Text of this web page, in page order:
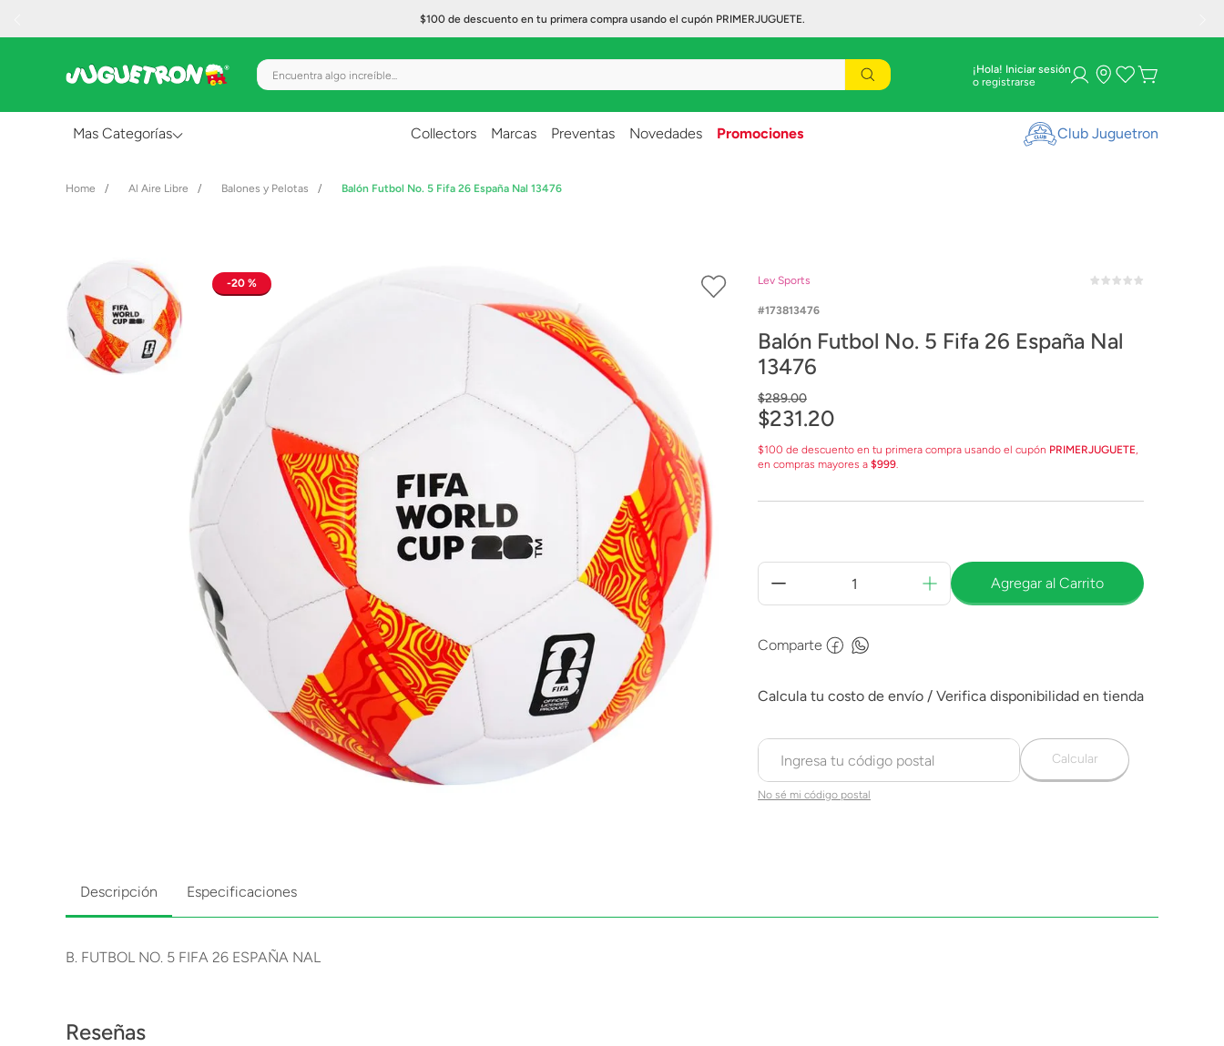
$100 de descuento en tu primera compra usando el cupón PRIMERJUGUETE.
Encuentra algo increíble... ¡Hola! Iniciar sesión
Mas Categorías
Creatividad y Arte
Figuras de Acción
Gadgets y Electrónicos
Vehículos y Pistas
Collectors Marcas Preventas Novedades Promociones Club Juguetron
Al Aire Libre Balones y Pelotas Balón Futbol No. 5 Fifa 26 España Nal 13476
20 % Lev Sports
173813476
Balón Futbol No. 5 Fifa 26 España Nal
13476
$289.00
$231.20
$100 de descuento en tu primera compra usando el cupón PRIMERJUGUETE,
en compras mayores a $999.
Agregar al Carrito
Comparte
No sé mi código postal
Calcular
Descripción Especificaciones
B. FUTBOL NO. 5 FIFA 26 ESPAÑA NAL
Reseñas